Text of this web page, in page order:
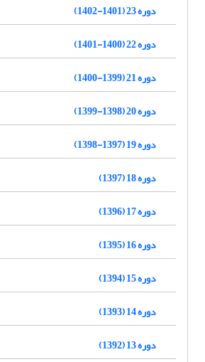
دوره 23 (1401-1402)
دوره 22 (1400-1401)
دوره 21 (1399-1400)
دوره 20 (1398-1399)
دوره 19 (1397-1398)
دوره 18 (1397)
دوره 17 (1396)
دوره 16 (1395)
دوره 15 (1394)
دوره 14 (1393)
دوره 13 (1392)